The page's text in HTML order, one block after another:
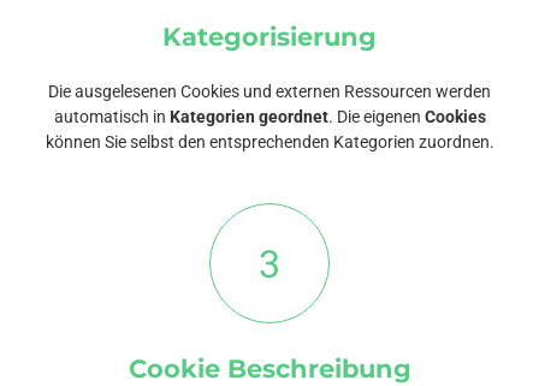
Kategorisierung
Die ausgelesenen Cookies und externen Ressourcen werden
automatisch in Kategorien geordnet. Die eigenen Cookies
können Sie selbst den entsprechenden Kategorien zuordnen.
3
Cookie Beschreibung